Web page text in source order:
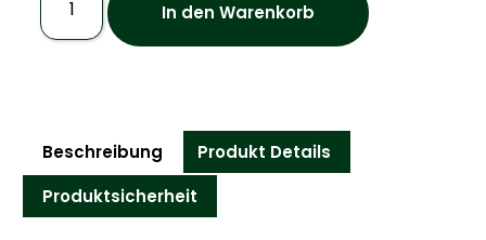
In den Warenkorb
Beschreibung
Produkt Details
Produktsicherheit